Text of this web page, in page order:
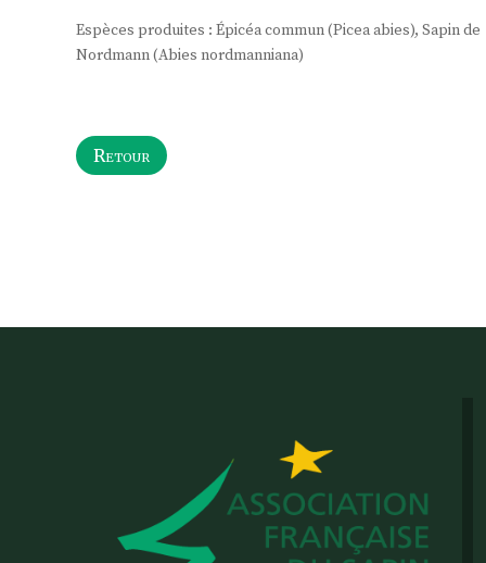
Espèces produites : Épicéa commun (Picea abies), Sapin de
Nordmann (Abies nordmanniana)
Retour